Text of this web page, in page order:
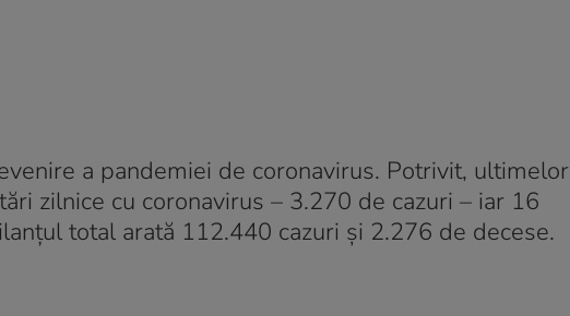
a pandemiei de coronavirus. Potrivit, ultimelor
zilnice cu coronavirus – 3.270 de cazuri – iar 16
total arată 112.440 cazuri și 2.276 de decese.